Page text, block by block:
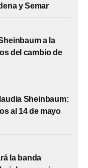
y Semar
a la
del cambio de
Sheinbaum:
al 14 de mayo
la banda